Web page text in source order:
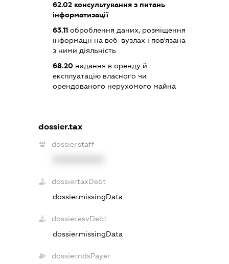
62.02 консультування з питань
інформатизації
63.11 оброблення даних, розміщення
інформації на веб-вузлах і пов'язана
з ними діяльність
68.20 надання в оренду й
експлуатацію власного чи
орендованого нерухомого майна
dossier.tax
dossier.staff
dossier.taxDebt
dossier.missingData
dossier.esvDebt
dossier.missingData
dossier.ndsPayer